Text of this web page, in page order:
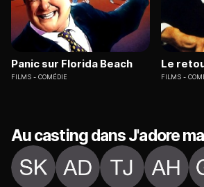
Panic sur Florida Beach
FILMS COMÉDIE
Le
FILMS
Au casting dans J'adore